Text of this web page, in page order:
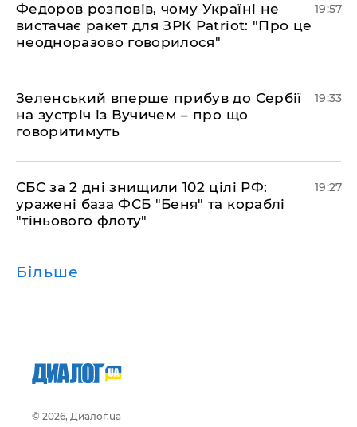
​Федоров розповів, чому Україні не
вистачає ракет для ЗРК Patriot: "Про це
неодноразово говорилося"
19:57
​Зеленський вперше прибув до Сербії
на зустріч із Вучичем – про що
говоритимуть
19:33
​СБС за 2 дні знищили 102 цілі РФ:
уражені база ФСБ "Беня" та кораблі
"тіньового флоту"
19:27
Більше
© 2026, Диалог.ua